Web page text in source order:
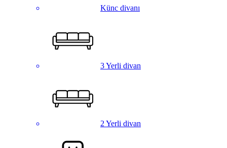
Künc divanı
3 Yerli divan
2 Yerli divan